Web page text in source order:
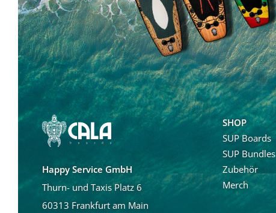
Happy Service GmbH
Thurn- und Taxis Platz 6
60313 Frankfurt am Main
SHOP
SUP Boards
SUP Bundles
Zubehör
Merch